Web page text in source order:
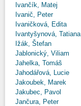
Ivančík, Matej
Ivanič, Peter
Ivaničková, Edita
Ivantyšynová, Tatiana
Ižák, Štefan
Jablonický, Viliam
Jahelka, Tomáš
Jahodářová, Lucie
Jakoubek, Marek
Jakubec, Pavol
Jančura, Peter